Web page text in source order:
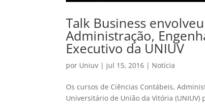
Talk Business
Administração,
Executivo da UNIUV
por Uniuv | jul 15, 2016 | Notícia
Os cursos de Ciências Contábeis,
Universitário de União da Vitória (UNIUV)